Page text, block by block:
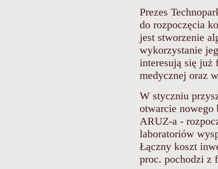
Prezes
do rozpoczęcia
jest stworzenie
wykorzystanie
interesują się już
medycznej oraz
W styczniu
otwarcie
ARUZ-a -
laboratoriów
Łączny koszt
proc. pochodzi z